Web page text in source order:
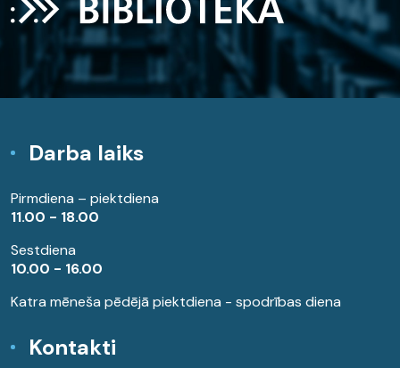
Darba laiks
Pirmdiena – piektdiena
11.00 - 18.00
Sestdiena
10.00 - 16.00
Katra mēneša pēdējā piektdiena - spodrības diena
Kontakti